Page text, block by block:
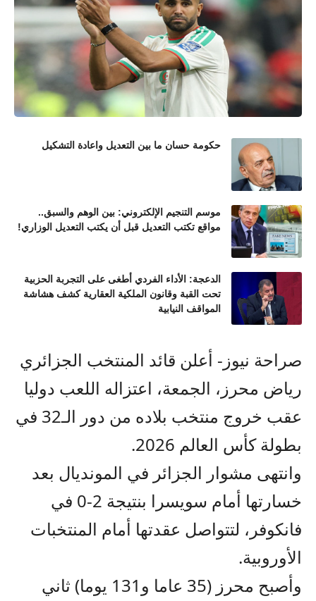
حكومة حسان ما بين التعديل واعادة التشكيل
موسم التنجيم الإلكتروني: بين الوهم والسبق..
مواقع تكتب التعديل قبل أن يكتب التعديل الوزاري!
الدعجة: الأداء الفردي أطغى على التجربة الحزبية
تحت القبة وقانون الملكية العقارية كشف هشاشة
المواقف النيابية
صراحة نيوز- أعلن قائد المنتخب الجزائري
رياض محرز، الجمعة، اعتزاله اللعب دوليا
عقب خروج منتخب بلاده من دور الـ32 في
بطولة كأس العالم 2026.
وانتهى مشوار الجزائر في المونديال بعد
خسارتها أمام سويسرا بنتيجة 2-0 في
فانكوفر، لتتواصل عقدتها أمام المنتخبات
الأوروبية.
وأصبح محرز (35 عاما و131 يوما) ثاني